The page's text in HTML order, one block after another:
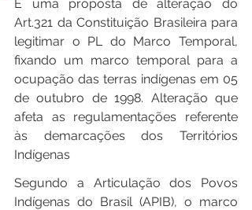
É uma proposta de alteração do
Art.321 da Constituição Brasileira para
legitimar o PL do Marco Temporal,
fixando um marco temporal para a
ocupação das terras indígenas em 05
de outubro de 1998. Alteração que
afeta as regulamentações referente
às demarcações dos Territórios
Indígenas
Segundo a Articulação dos Povos
Indígenas do Brasil (APIB), o marco